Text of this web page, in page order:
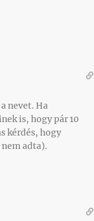
nevet. Ha
is, hogy pár 10
kérdés, hogy
adta).